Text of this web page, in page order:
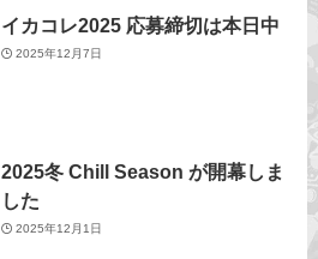
イカコレ2025 応募締切は本日中
2025年12月7日
2025冬 Chill Season が開幕しま
した
2025年12月1日